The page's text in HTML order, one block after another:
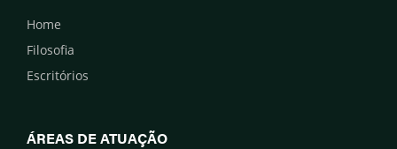
Home
Filosofia
Escritórios
ÁREAS DE ATUAÇÃO